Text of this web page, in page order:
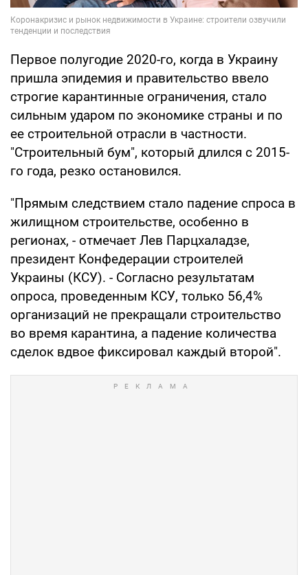
Первое полугодие 2020-го, когда в Украину
пришла эпидемия и правительство ввело
строгие карантинные ограничения, стало
сильным ударом по экономике страны и по
ее строительной отрасли в частности.
"Строительный бум", который длился с 2015-
го года, резко остановился.
"Прямым следствием стало падение спроса в
жилищном строительстве, особенно в
регионах, - отмечает Лев Парцхаладзе,
президент Конфедерации строителей
Украины (КСУ). - Согласно результатам
опроса, проведенным КСУ, только 56,4%
организаций не прекращали строительство
во время карантина, а падение количества
сделок вдвое фиксировал каждый второй".